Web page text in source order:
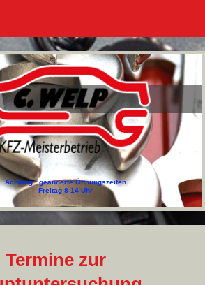
Achtung : geänderte Öffnungszeiten
Freitag 8-14 Uhr
Termine zur